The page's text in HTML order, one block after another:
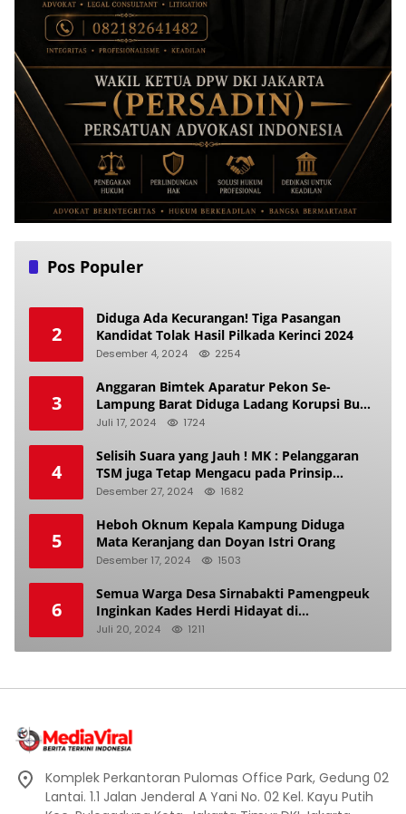
Pos Populer
2
Diduga Ada Kecurangan! Tiga Pasangan
Kandidat Tolak Hasil Pilkada Kerinci 2024
Desember 4, 2024 2254
3
Anggaran Bimtek Aparatur Pekon Se-
Lampung Barat Diduga Ladang Korupsi Buat
Makan Anak Istri
Juli 17, 2024 1724
4
Selisih Suara yang Jauh ! MK : Pelanggaran
TSM juga Tetap Mengacu pada Prinsip
Keadilan Pemilu
Desember 27, 2024 1682
5
Heboh Oknum Kepala Kampung Diduga
Mata Keranjang dan Doyan Istri Orang
Desember 17, 2024 1503
6
Semua Warga Desa Sirnabakti Pamengpeuk
Inginkan Kades Herdi Hidayat di
Berhentikan Dari Jabatan nya
Juli 20, 2024 1211
Komplek Perkantoran Pulomas Office Park, Gedung 02
Lantai. 1.1 Jalan Jenderal A Yani No. 02 Kel. Kayu Putih